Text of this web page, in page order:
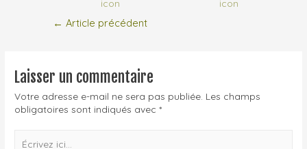
← Article précédent
Laisser un commentaire
Votre adresse e-mail ne sera pas publiée. Les champs
obligatoires sont indiqués avec*